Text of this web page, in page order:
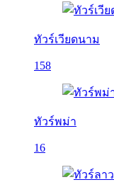
ทัวร์เวียดนาม
158
ทัวร์พม่า
16